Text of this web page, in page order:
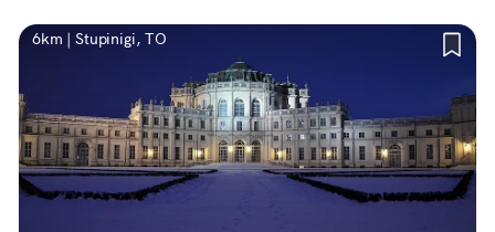
6km | Stupinigi, TO